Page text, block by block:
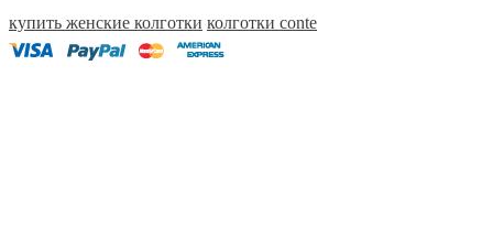
купить женские колготки колготки conte